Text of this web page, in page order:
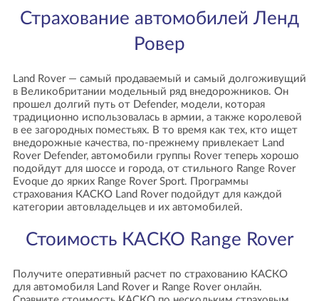
Страхование автомобилей Ленд
Ровер
Land Rover — самый продаваемый и самый долгоживущий
в Великобритании модельный ряд внедорожников. Он
прошел долгий путь от Defender, модели, которая
традиционно использовалась в армии, а также королевой
в ее загородных поместьях. В то время как тех, кто ищет
внедорожные качества, по-прежнему привлекает Land
Rover Defender, автомобили группы Rover теперь хорошо
подойдут для шоссе и города, от стильного Range Rover
Evoque до ярких Range Rover Sport. Программы
страхования КАСКО Land Rover подойдут для каждой
категории автовладельцев и их автомобилей.
Стоимость КАСКО Range Rover
Получите оперативный расчет по страхованию КАСКО
для автомобиля Land Rover и Range Rover онлайн.